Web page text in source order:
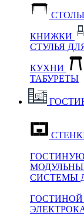
СТОЛЫ
КНИЖКИ
СТУЛЬЯ
КУХНИ
ТАБУРЕТЫ
ГОСТИНУЮ
СИСТЕМЫ
ГОСТИНОЙ